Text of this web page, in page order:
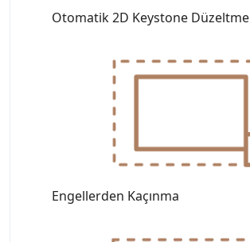
Otomatik 2D Keystone Düzeltme
Engellerden Kaçınma